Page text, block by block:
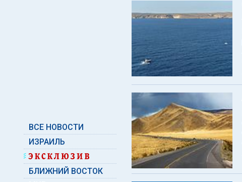
ВСЕ НОВОСТИ
ИЗРАИЛЬ
БЛИЖНИЙ ВОСТОК